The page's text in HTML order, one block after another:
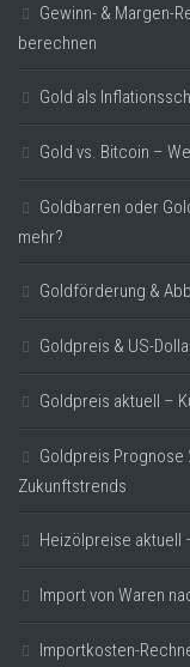
Gewinn- & Margen-
berechnen
Gold als
Gold vs. Bitcoin –
Goldbarren oder
mehr?
Goldförderung &
Goldpreis & US-
Goldpreis aktuell –
Goldpreis Prognose
Zukunftstrends
Heizölpreise aktuell
Import von Waren
Importkosten-